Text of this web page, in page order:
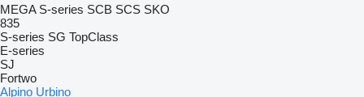
MEGA S-series SCB SCS SKO
835
S-series SG TopClass
E-series
SJ
Fortwo
Alpino Urbino